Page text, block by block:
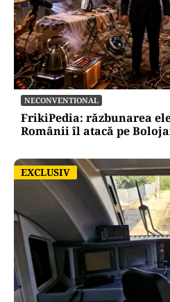
NECONVENTIONAL
FrikiPedia: răzbunarea
Românii îl atacă pe
EXCLUSIV
EXCLUSIV